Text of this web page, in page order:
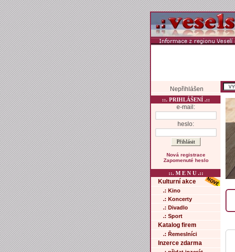
Nepřihlášen
::. PRIHLÁŠENÍ .::
e-mail:
heslo:
Nová registrace
Zapomenuté heslo
::. M E N U .::
Kulturní akce
.: Kino
.: Koncerty
.: Divadlo
.: Sport
Katalog firem
.: Řemeslníci
Inzerce zdarma